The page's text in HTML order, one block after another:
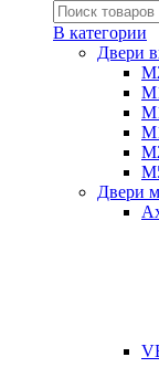
В категории
Двери
Двери